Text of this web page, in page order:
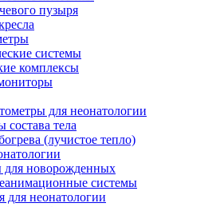
пузыря
системы
комплексы
для неонатологии
состава тела
(лучистое тепло)
для новорожденных
системы
для неонатологии